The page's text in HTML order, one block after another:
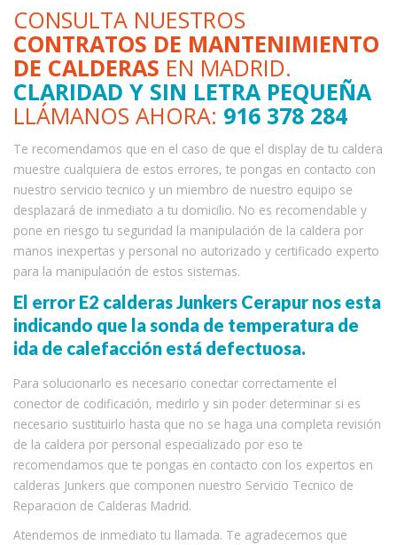
CONSULTA NUESTROS
CONTRATOS DE MANTENIMIENTO
DE CALDERAS EN MADRID.
CLARIDAD Y SIN LETRA PEQUEÑA
LLÁMANOS AHORA: 916 378 284
Te recomendamos que en el caso de que el display de tu caldera
muestre cualquiera de estos errores, te pongas en contacto con
nuestro servicio tecnico y un miembro de nuestro equipo se
desplazará de inmediato a tu domicilio. No es recomendable y
pone en riesgo tu seguridad la manipulación de la caldera por
manos inexpertas y personal no autorizado y certificado experto
para la manipulación de estos sistemas.
El error E2 calderas Junkers Cerapur nos esta
indicando que la sonda de temperatura de
ida de calefacción está defectuosa.
Para solucionarlo es necesario conectar correctamente el
conector de codificación, medirlo y sin poder determinar si es
necesario sustituirlo hasta que no se haga una completa revisión
de la caldera por personal especializado por eso te
recomendamos que te pongas en contacto con los expertos en
calderas Junkers que componen nuestro Servicio Tecnico de
Reparacion de Calderas Madrid.
Atendemos de inmediato tu llamada. Te agradecemos que